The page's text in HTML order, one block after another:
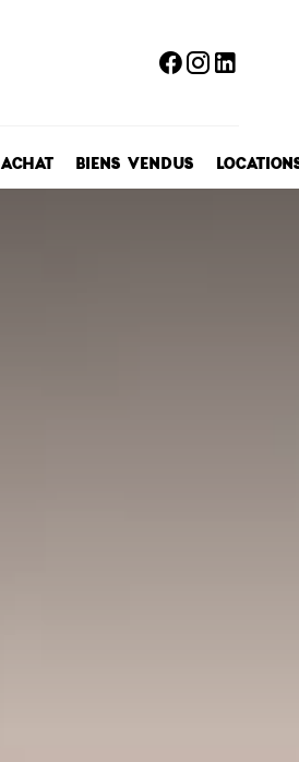
ACHAT BIENS VENDUS